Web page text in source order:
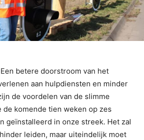
Een betere doorstroom van het
aan hulpdiensten en minder
de voordelen van de slimme
komende tien weken op zes
geïnstalleerd in onze streek. Het zal
leiden, maar uiteindelijk moet